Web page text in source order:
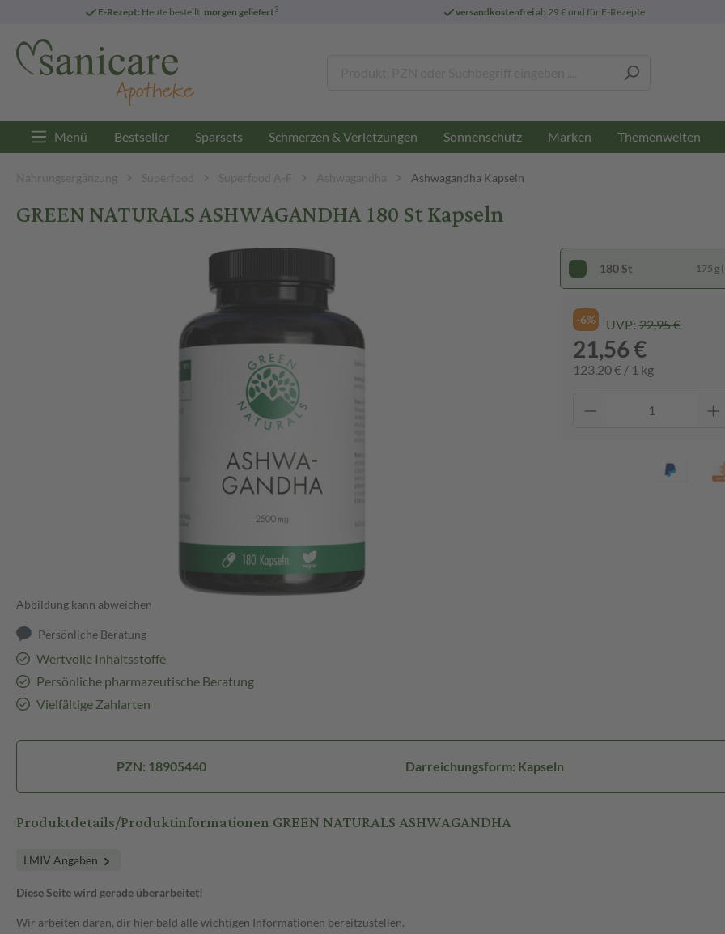
E-Rezept: Heute bestellt, morgen geliefert3 versandkostenfreiab 29 € und für E-Rezepte
Menü Bestseller Sparsets Schmerzen & Verletzungen Sonnenschutz Marken Themenwelten
Nahrungsergänzung Superfood Superfood A-F Ashwagandha Ashwagandha Kapseln
GREEN NATURALS ASHWAGANDHA 180 St Kapseln
Abbildung kann abweichen
Persönliche Beratung
Wertvolle Inhaltsstoffe
Persönliche pharmazeutische Beratung
Vielfältige Zahlarten
180 St 175 g
-6% UVP: 22,95 €
21,56 €
123,20 € / 1 kg
PZN: 18905440 Darreichungsform: Kapseln
Produktdetails/Produktinformationen GREEN NATURALS ASHWAGANDHA
LMIV Angaben
Diese Seite wird gerade überarbeitet!
Wir arbeiten daran, dir hier bald alle wichtigen Informationen bereitzustellen.